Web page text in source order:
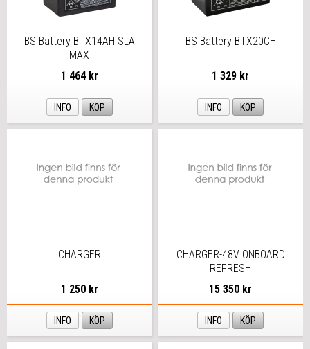
BS Battery BTX14AH SLA
MAX
1 464 kr
INFO KÖP
BS Battery BTX20CH
1 329 kr
INFO KÖP
CHARGER
1 250 kr
INFO KÖP
CHARGER-48V ONBOARD
REFRESH
15 350 kr
INFO KÖP